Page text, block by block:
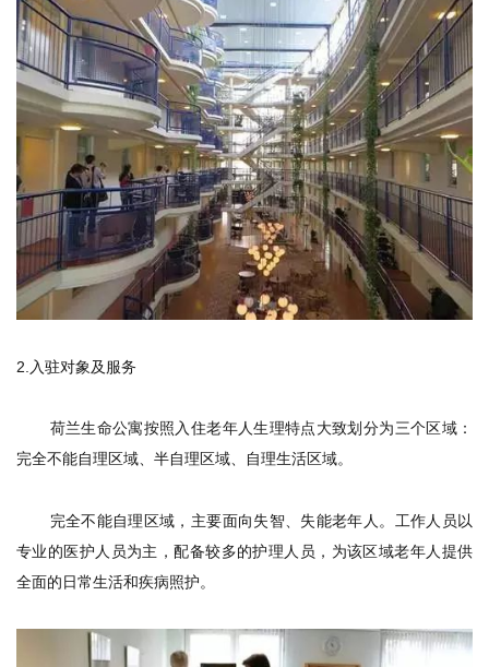
2.入驻对象及服务
荷兰生命公寓按照入住老年人生理特点大致划分为三个区域：
完全不能自理区域、半自理区域、自理生活区域。
完全不能自理区域，主要面向失智、失能老年人。工作人员以
专业的医护人员为主，配备较多的护理人员，为该区域老年人提供
全面的日常生活和疾病照护。